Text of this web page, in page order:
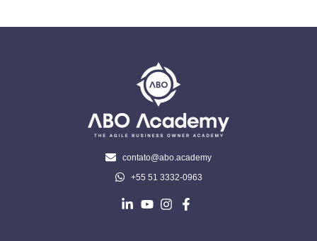
contato@abo.academy
+55 51 3332-0963